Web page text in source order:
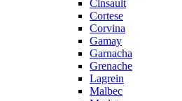
Cinsault
Cortese
Corvina
Gamay
Garnacha
Grenache
Lagrein
Malbec